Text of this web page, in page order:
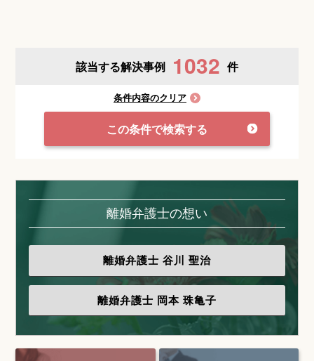
該当する解決事例 1032 件
条件内容のクリア
この条件で検索する
離婚弁護士の想い
離婚弁護士 谷川 聖治
離婚弁護士 岡本 珠亀子